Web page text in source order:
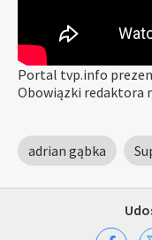
Portal tvp.info
Obowiązki redaktora
adrian gąbka